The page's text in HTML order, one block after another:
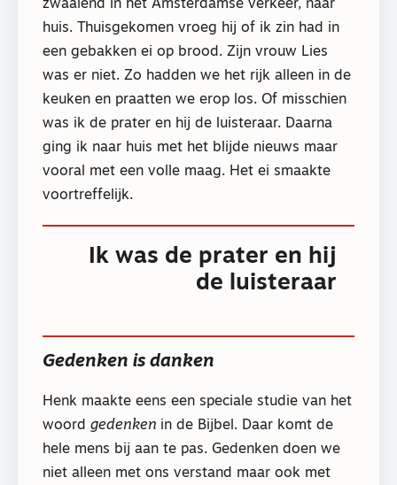
zwaaiend in het Amsterdamse verkeer, naar
huis. Thuisgekomen vroeg hij of ik zin had in
een gebakken ei op brood. Zijn vrouw Lies
was er niet. Zo hadden we het rijk alleen in de
keuken en praatten we erop los. Of misschien
was ik de prater en hij de luisteraar. Daarna
ging ik naar huis met het blijde nieuws maar
vooral met een volle maag. Het ei smaakte
voortreffelijk.
Ik was de prater en hij
de luisteraar
Gedenken is danken
Henk maakte eens een speciale studie van het
woord gedenken in de Bijbel. Daar komt de
hele mens bij aan te pas. Gedenken doen we
niet alleen met ons verstand maar ook met